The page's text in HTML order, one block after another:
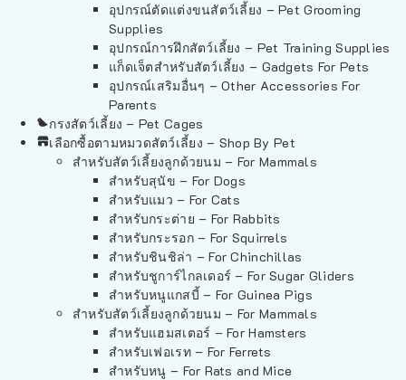
อุปกรณ์ตัดแต่งขนสัตว์เลี้ยง – Pet Grooming
Supplies
อุปกรณ์การฝึกสัตว์เลี้ยง – Pet Training Supplies
แก็ดเจ็ตสำหรับสัตว์เลี้ยง – Gadgets For Pets
อุปกรณ์เสริมอื่นๆ – Other Accessories For
Parents
กรงสัตว์เลี้ยง – Pet Cages
เลือกซื้อตามหมวดสัตว์เลี้ยง – Shop By Pet
สำหรับสัตว์เลี้ยงลูกด้วยนม – For Mammals
สำหรับสุนัข – For Dogs
สำหรับแมว – For Cats
สำหรับกระต่าย – For Rabbits
สำหรับกระรอก – For Squirrels
สำหรับชินชิล่า – For Chinchillas
สำหรับชูการ์ไกลเดอร์ – For Sugar Gliders
สำหรับหนูแกสบี้ – For Guinea Pigs
สำหรับสัตว์เลี้ยงลูกด้วยนม – For Mammals
สำหรับแฮมสเตอร์ – For Hamsters
สำหรับเฟอเรท – For Ferrets
สำหรับหนู – For Rats and Mice